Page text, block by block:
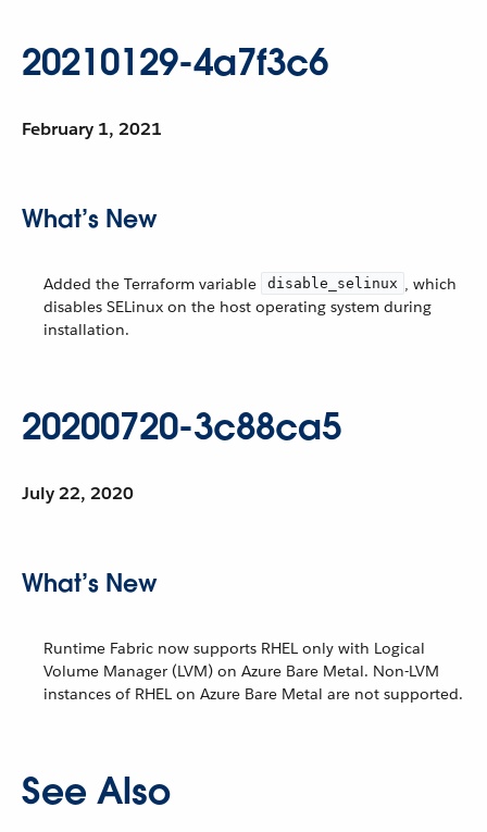
20210129-4a7f3c6
February 1, 2021
What’s New
Added the Terraform variable disable_selinux , which
disables SELinux on the host operating system during
installation.
20200720-3c88ca5
July 22, 2020
What’s New
Runtime Fabric now supports RHEL only with Logical
Volume Manager (LVM) on Azure Bare Metal. Non-LVM
instances of RHEL on Azure Bare Metal are not supported.
See Also